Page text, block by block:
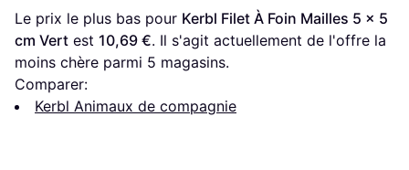
Le prix le plus bas pour Kerbl Filet À Foin Mailles 5 x 5
cm Vert est 10,69 €. Il s'agit actuellement de l'offre la
moins chère parmi 5 magasins.
Comparer:
Kerbl Animaux de compagnie